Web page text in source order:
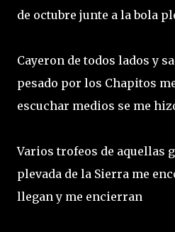
de octubre junte a la bola
Cayeron de todos lados y
pesado por los Chapitos
escuchar medios se me
Varios trofeos de aquellas
plevada de la Sierra me
llegan y me encierran